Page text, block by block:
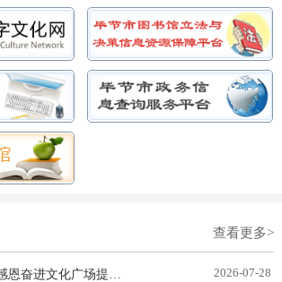
查看更多>
2026-07-28